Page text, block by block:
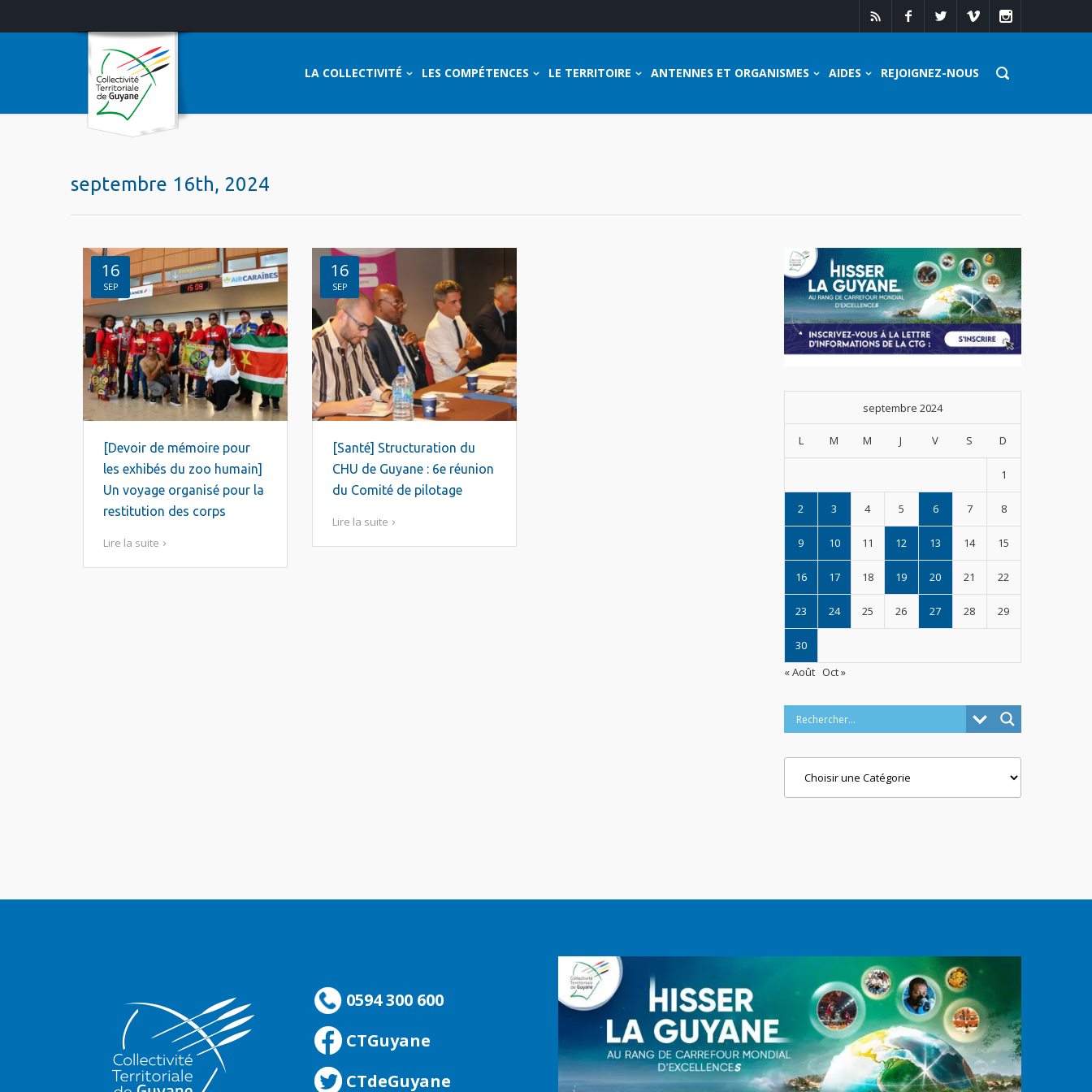
LA COLLECTIVITÉ LES COMPÉTENCES LE TERRITOIRE ANTENNES ET ORGANISMES AIDES REJOIGNEZ-NOUS
septembre 16th, 2024
16
SEP
[Devoir de mémoire pour
les exhibés du zoo humain]
Un voyage organisé pour la
restitution des corps
Lire la suite
16
SEP
[Santé] Structuration du
CHU de Guyane : 6e réunion
du Comité de pilotage
Lire la suite
septembre 2024
L M M J V S D
1
2 3 4 5 6 7 8
9 10 11 12 13 14 15
16 17 18 19 20 21 22
23 24 25 26 27 28 29
30
« Août Oct »
0594 300 600
CTGuyane
CTdeGuyane